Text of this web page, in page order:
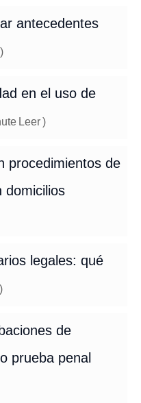
antecedentes
)
en el uso de
Leer)
procedimientos de
domicilios
legales: qué
)
de
prueba penal